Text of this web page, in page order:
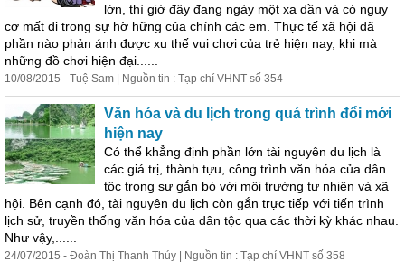
lớn, thì giờ đây đang ngày một xa dần và có nguy
cơ mất đi trong sự hờ hững của chính các em. Thực tế xã hội đã
phần nào phản ánh được xu thế vui chơi của trẻ hiện nay, khi mà
những đồ chơi hiện đại......
10/08/2015 - Tuệ Sam | Nguồn tin : Tạp chí VHNT số 354
Văn hóa và du lịch trong quá trình đổi mới
hiện nay
Có thể khẳng định phần lớn tài nguyên du lịch là
các giá trị, thành tựu, công trình văn hóa của dân
tộc trong sự gắn bó với môi trường tự nhiên và xã
hội. Bên cạnh đó, tài nguyên du lịch còn gắn trực tiếp với tiến trình
lịch sử, truyền thống văn hóa của dân tộc qua các thời kỳ khác nhau.
Như vậy,......
24/07/2015 - Đoàn Thị Thanh Thúy | Nguồn tin : Tạp chí VHNT số 358